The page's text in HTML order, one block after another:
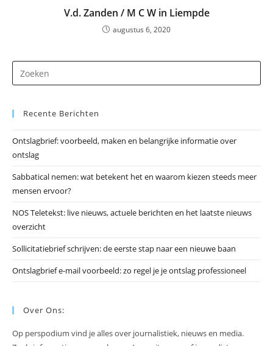
V.d. Zanden / M C W in Liempde
augustus 6, 2020
op
Recente Berichten
Ontslagbrief: voorbeeld, maken en belangrijke informatie over
ontslag
Sabbatical nemen: wat betekent het en waarom kiezen steeds meer
mensen ervoor?
NOS Teletekst: live nieuws, actuele berichten en het laatste nieuws
overzicht
Sollicitatiebrief schrijven: de eerste stap naar een nieuwe baan
Ontslagbrief e-mail voorbeeld: zo regel je je ontslag professioneel
Over Ons:
Op perspodium vind je alles over journalistiek, nieuws en media.